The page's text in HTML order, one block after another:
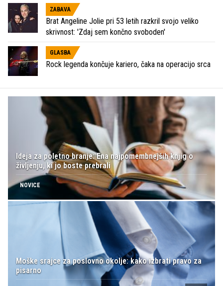
ZABAVA
Brat Angeline Jolie pri 53 letih razkril svojo veliko
skrivnost: 'Zdaj sem končno svoboden'
GLASBA
Rock legenda končuje kariero, čaka na operacijo srca
Ideja za poletno branje: Ena najpomembnejših knjig o
življenju, ki jo boste prebrali
NOVICE
Moške srajce za poslovno okolje: kako izbrati pravo za
pisarno